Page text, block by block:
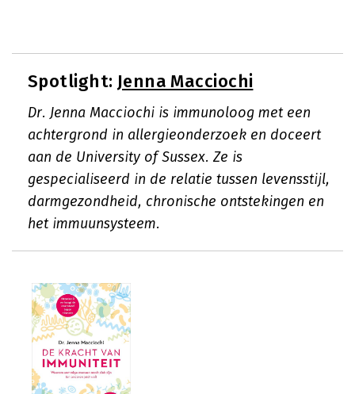
Spotlight: Jenna Macciochi
Dr. Jenna Macciochi is immunoloog met een
achtergrond in allergieonderzoek en doceert
aan de University of Sussex. Ze is
gespecialiseerd in de relatie tussen levensstijl,
darmgezondheid, chronische ontstekingen en
het immuunsysteem.